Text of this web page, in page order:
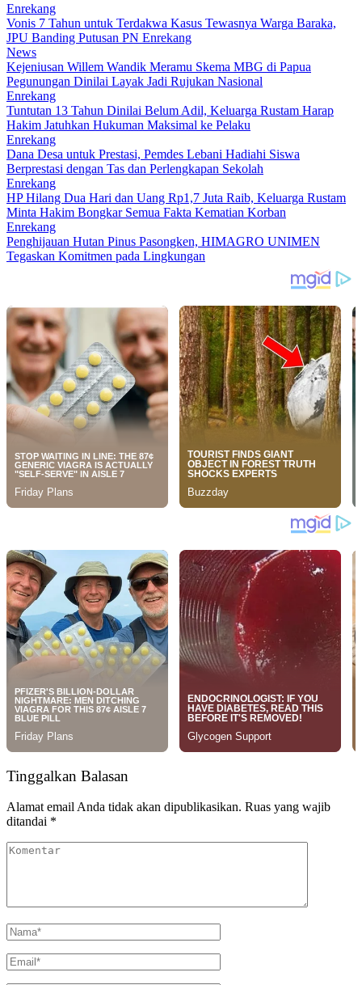
Enrekang
Vonis 7 Tahun untuk Terdakwa Kasus Tewasnya Warga Baraka,
JPU Banding Putusan PN Enrekang
News
Kejeniusan Willem Wandik Meramu Skema MBG di Papua
Pegunungan Dinilai Layak Jadi Rujukan Nasional
Enrekang
Tuntutan 13 Tahun Dinilai Belum Adil, Keluarga Rustam Harap
Hakim Jatuhkan Hukuman Maksimal ke Pelaku
Enrekang
Dana Desa untuk Prestasi, Pemdes Lebani Hadiahi Siswa
Berprestasi dengan Tas dan Perlengkapan Sekolah
Enrekang
HP Hilang Dua Hari dan Uang Rp1,7 Juta Raib, Keluarga Rustam
Minta Hakim Bongkar Semua Fakta Kematian Korban
Enrekang
Penghijauan Hutan Pinus Pasongken, HIMAGRO UNIMEN
Tegaskan Komitmen pada Lingkungan
Tinggalkan Balasan
Alamat email Anda tidak akan dipublikasikan. Ruas yang wajib
ditandai *